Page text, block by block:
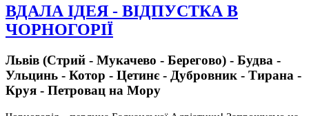
ВДАЛА ІДЕЯ - ВІДПУСТКА В
ЧОРНОГОРІЇ
Львів (Стрий - Мукачево - Берегово) - Будва -
Ульцинь - Котор - Цетинє - Дубровник - Тирана -
Круя - Петровац на Мору